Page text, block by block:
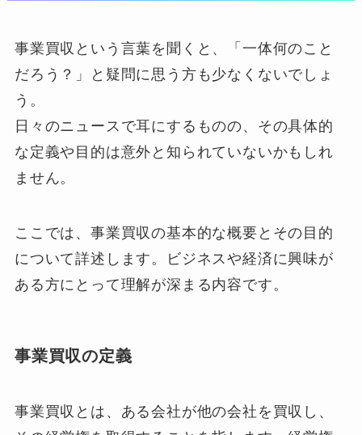
事業買収という言葉を聞くと、「一体何のこと
だろう？」と疑問に思う方も少なくないでしょ
う。
日々のニュースで耳にするものの、その具体的
な定義や目的は意外と知られていないかもしれ
ません。
ここでは、事業買収の基本的な概要とその目的
について詳述します。ビジネスや経済に興味が
ある方にとって理解が深まる内容です。
事業買収の定義
事業買収とは、ある会社が他の会社を買収し、